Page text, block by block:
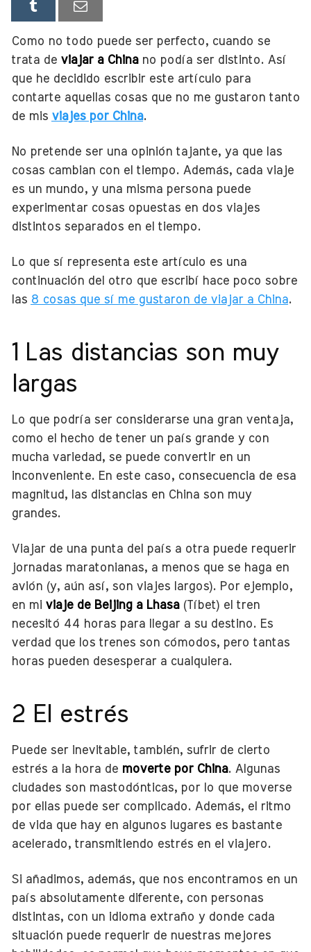
Como no todo puede ser perfecto, cuando se
trata de viajar a Chinano podía ser distinto. Así
que he decidido escribir este artículo para
contarte aquellas cosas que no me gustaron tanto
de mis viajes por China.
No pretende ser una opinión tajante, ya que las
cosas cambian con el tiempo. Además, cada viaje
es un mundo, y una misma persona puede
experimentar cosas opuestas en dos viajes
distintos separados en el tiempo.
Lo que sí representa este artículo es una
continuación del otro que escribí hace poco sobre
las 8 cosas que sí me gustaron de viajar a China.
1 Las distancias son muy
largas
Lo que podría ser considerarse una gran ventaja,
como el hecho de tener un país grande y con
mucha variedad, se puede convertir en un
inconveniente. En este caso, consecuencia de esa
magnitud, las distancias en China son muy
grandes.
Viajar de una punta del país a otra puede requerir
jornadas maratonianas, a menos que se haga en
avión (y, aún así, son viajes largos). Por ejemplo,
en mi viaje de Beijing a Lhasa(Tíbet) el tren
necesitó 44 horas para llegar a su destino. Es
verdad que los trenes son cómodos, pero tantas
horas pueden desesperar a cualquiera.
2 El estrés
Puede ser inevitable, también, sufrir de cierto
estrés a la hora de moverte por China. Algunas
ciudades son mastodónticas, por lo que moverse
por ellas puede ser complicado. Además, el ritmo
de vida que hay en algunos lugares es bastante
acelerado, transmitiendo estrés en el viajero.
Si añadimos, además, que nos encontramos en un
país absolutamente diferente, con personas
distintas, con un idioma extraño y donde cada
situación puede requerir de nuestras mejores